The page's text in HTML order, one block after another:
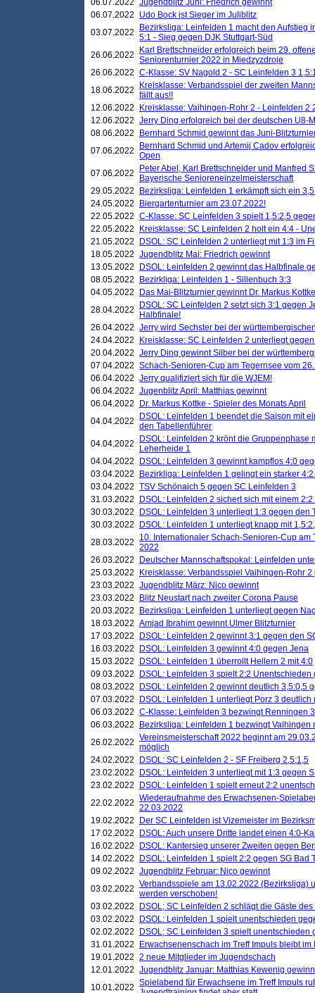
06.07.2022 Jugendblitz Juni: Friedrich gewinnt
06.07.2022
Udo Bock ist Sieger im Juliblitz
03.07.2022
Bezirksliga: Leinfelden 1 macht den Aufstieg
5:1 - Sieg gegen DJK Stuttgart-Süd
26.06.2022
Karl Brettschneider erfolgreich beim 29.
Seniorenturnier 2022 in Miedzyzdroje
26.06.2022 C-Klasse: SV Nagold 2 - SC Leinfelden 3
18.06.2022
Kreisklasse: Verbandsspiel der zweiten
fällt aus!!
12.06.2022
Kreisklasse: Vaihingen-Rohr 2 - Leinfelden 2
12.06.2022 Jerry Ding erfolgreich bei der deutschen U8-
08.06.2022
Bernhard Schmid gewinnt das Juni-
07.06.2022
Bernhard Schmid und Artemij Cadov
Open
07.06.2022
Peter Abel, Karl Brettschneider und Manfred
Bayerische Senioreneinzelmeisterschaft
29.05.2022
Bezirksliga: Leinfelden 1 erkämpft sich ein
24.05.2022
Biergartenturnier am 23.07.2022!
22.05.2022 C-Klasse: SC Leinfelden 3 spielt 1,5:2,5
22.05.2022
Kreisklasse: SC Leinfelden 2 holt ein 4:4 -
21.05.2022
DSOL: SC Leinfelden 2 unterliegt mit 1:3 im
18.05.2022 Jugendblitz Mai: Friedrich gewinnt
13.05.2022
DSOL: Leinfelden 2 gewinnt das Halbfinale
08.05.2022
Bezirkliga: Leinfelden 1 - Sillenbuch 3:3
04.05.2022
Das Mai-Blitzturnier gewinnt Dr. Markus
28.04.2022
DSOL: SC Leinfelden 2 setzt sich 3:1 gegen
Halbfinale!
26.04.2022 Jerry wird Sechster bei der
24.04.2022
Kreisklasse: SC Leinfelden 2 unterliegt
20.04.2022 Jerry Ding gewinnt Silber bei der
07.04.2022 Schach-Senioren-Cup am Tegernsee vom
06.04.2022 Jerry qualifiziert sich für die WJEM!
06.04.2022 Jugenblitz April: Matthias gewinnt
06.04.2022
Dr. Markus Kottke - Spieler des Monats April
04.04.2022
DSOL: Leinfelden 1 beendet die Saison mit
den Tabellenführer
04.04.2022
DSOL: Leinfelden 2 krönt die Gruppenphase
Leherheide 1
04.04.2022
DSOL: Leinfelden 3 gewinnt kampflos 4:0
03.04.2022
Bezirkliga: Leinfelden 1 gelingt ein starker
03.04.2022 TSV Schönaich 5 gegen SC Leinfelden 3
31.03.2022
DSOL: Leinfelden 2 sichert sich mit einem
30.03.2022
DSOL: Leinfelden 3 unterliegt 1:3 gegen den
30.03.2022
DSOL: Leinfelden 1 unterliegt knapp mit
28.03.2022
10. Internationaler Schach-Senioren-Cup am
2022
26.03.2022
Deutscher Mannschaftspokal: Leinfelden
25.03.2022
Kreisklasse: Verbandsspiel Vaihingen-Rohr
23.03.2022 Jugendblitz März: Nico gewinnt
23.03.2022
Blitz Neustart nach zweiter Corona Pause
20.03.2022
Bezirksliga: Leinfelden 1 unterliegt gegen
18.03.2022 Amjad Ibrahim gewinnt Ulmer Blitzturnier
17.03.2022
DSOL: Leinfelden 2 gewinnt 3:1 gegen den
16.03.2022
DSOL: Leinfelden 3 gewinnt 4:0 gegen Jena
15.03.2022
DSOL: Leinfelden 1 überrollt Hellern 2 mit 4:0
09.03.2022
DSOL: Leinfelden 3 spielt 2:2 Unentschieden
08.03.2022
DSOL: Leinfelden 2 gewinnt deutlich 3,5:0,5
07.03.2022
DSOL: Leinfelden 1 unterliegt Porz 3 deutlich
06.03.2022 C-Klasse: Leinfelden 3 bezwingt Renningen
06.03.2022
Bezirksliga: Leinfelden 1 bezwingt Vaihingen
26.02.2022 Vereinsmeisterschaft 2022 beginnt am
möglich
24.02.2022
DSOL: SC Leinfelden 2 - SF Freiberg 2,5;1,5
23.02.2022
DSOL: Leinfelden 3 unterliegt mit 1:3 gegen
23.02.2022
DSOL: Leinfelden 1 spielt erneut 2:2
22.02.2022 Wiederaufnahme des Erwachsenen-
22.03.2022
19.02.2022
Der SC Leinfelden ist Vizemeister im
17.02.2022
DSOL: Auch unsere Dritte landet einen 4:0-
16.02.2022
DSOL: Kantersieg unserer Zweiten gegen
14.02.2022
DSOL: Leinfelden 1 spielt 2:2 gegen SG Bad
09.02.2022 Jugendblitz Februar: Nico gewinnt
03.02.2022 Verbandsspiele am 13.02.2022 (Bezirksliga)
werden verschoben!
03.02.2022
DSOL; SC Leinfelden 2 schlägt die Gäste
03.02.2022
DSOL: Leinfelden 1 spielt unentschieden
02.02.2022
DSOL; SC Leinfelden 3 spielt unentschieden
31.01.2022
Erwachsenenschach im Treff Impuls bleibt
19.01.2022 2 neue Mitglieder im Jugendschach
12.01.2022 Jugendblitz Januar: Matthias Kewenig
10.01.2022 Spielabend für Erwachsene im Treff Impuls